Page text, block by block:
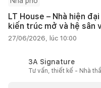
LT House – Nhà hiện
kiến trúc mở và hệ sân
27/06/2026, lúc 10:00
3A Signature
Tư vấn, thiết kế - Nhà